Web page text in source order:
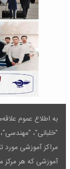
به اطلاع عموم
"خلبانی"،
مراکز آموزشی مورد
آموزشی که هر مرکز